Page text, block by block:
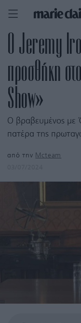
Ο Jeremy
προσθήκη
Show»
Ο βραβευμένος με
πατέρα της
από την Mcteam